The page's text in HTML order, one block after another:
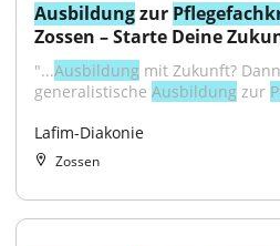
Ausbildung zur
Zossen – Starte Deine
"...Ausbildung mit Zukunft?
generalistische Ausbildung zur
Lafim-Diakonie
Zossen